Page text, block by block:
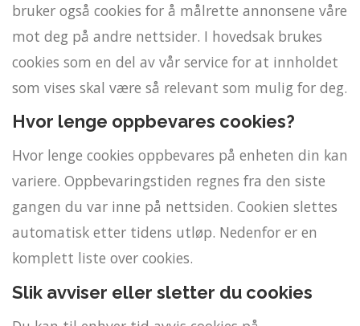
bruker også cookies for å målrette annonsene våre
mot deg på andre nettsider. I hovedsak brukes
cookies som en del av vår service for at innholdet
som vises skal være så relevant som mulig for deg.
Hvor lenge oppbevares cookies?
Hvor lenge cookies oppbevares på enheten din kan
variere. Oppbevaringstiden regnes fra den siste
gangen du var inne på nettsiden. Cookien slettes
automatisk etter tidens utløp. Nedenfor er en
komplett liste over cookies.
Slik avviser eller sletter du cookies